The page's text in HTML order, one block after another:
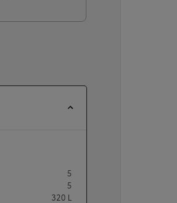
5
5
320 L